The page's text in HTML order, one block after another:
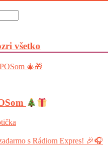
všetko